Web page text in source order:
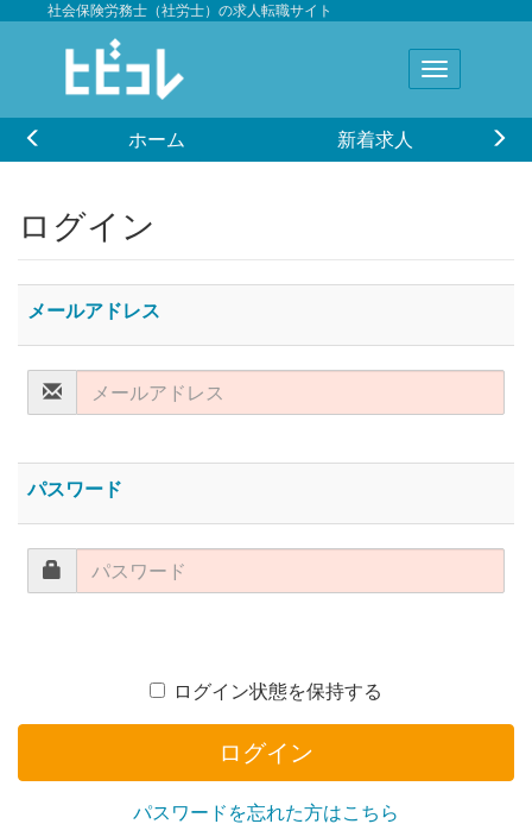
社会保険労務士（社労士）の求人転職サイト
ホーム 新着求人
ログイン
メールアドレス
パスワード
ログイン状態を保持する
ログイン
パスワードを忘れた方はこちら